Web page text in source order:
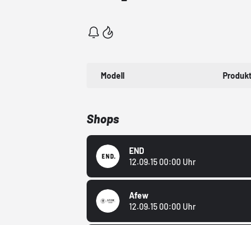
Modell
Shops
END
12.09.15 00:00 Uhr
Afew
12.09.15 00:00 Uhr